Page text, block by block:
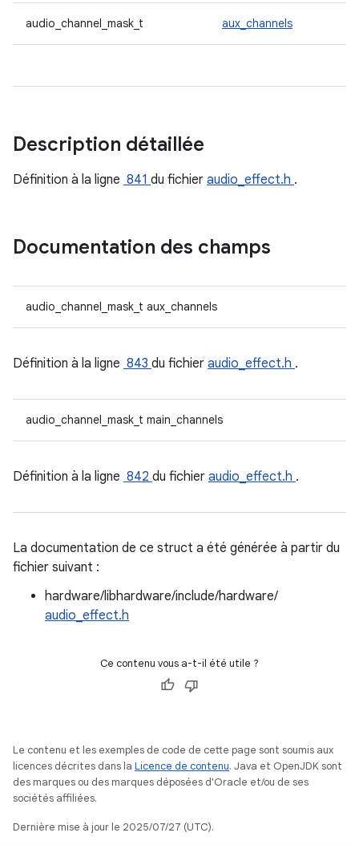
audio_channel_mask_t aux_channels
Description détaillée
Définition à la ligne 841 du fichier audio_effect.h .
Documentation des champs
audio_channel_mask_t aux_channels
Définition à la ligne 843 du fichier audio_effect.h .
audio_channel_mask_t main_channels
Définition à la ligne 842 du fichier audio_effect.h .
La documentation de ce struct a été générée à partir du
fichier suivant :
hardware/libhardware/include/hardware/
audio_effect.h
Ce contenu vous a-t-il été utile ?
Le contenu et les exemples de code de cette page sont soumis aux
licences décrites dans la Licence de contenu. Java et OpenJDK sont
des marques ou des marques déposées d'Oracle et/ou de ses
sociétés affiliées.
Dernière mise à jour le 2025/07/27 (UTC).